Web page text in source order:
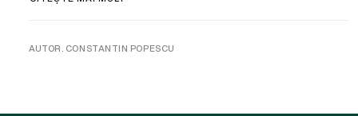
AUTOR. CONSTANTIN POPESCU